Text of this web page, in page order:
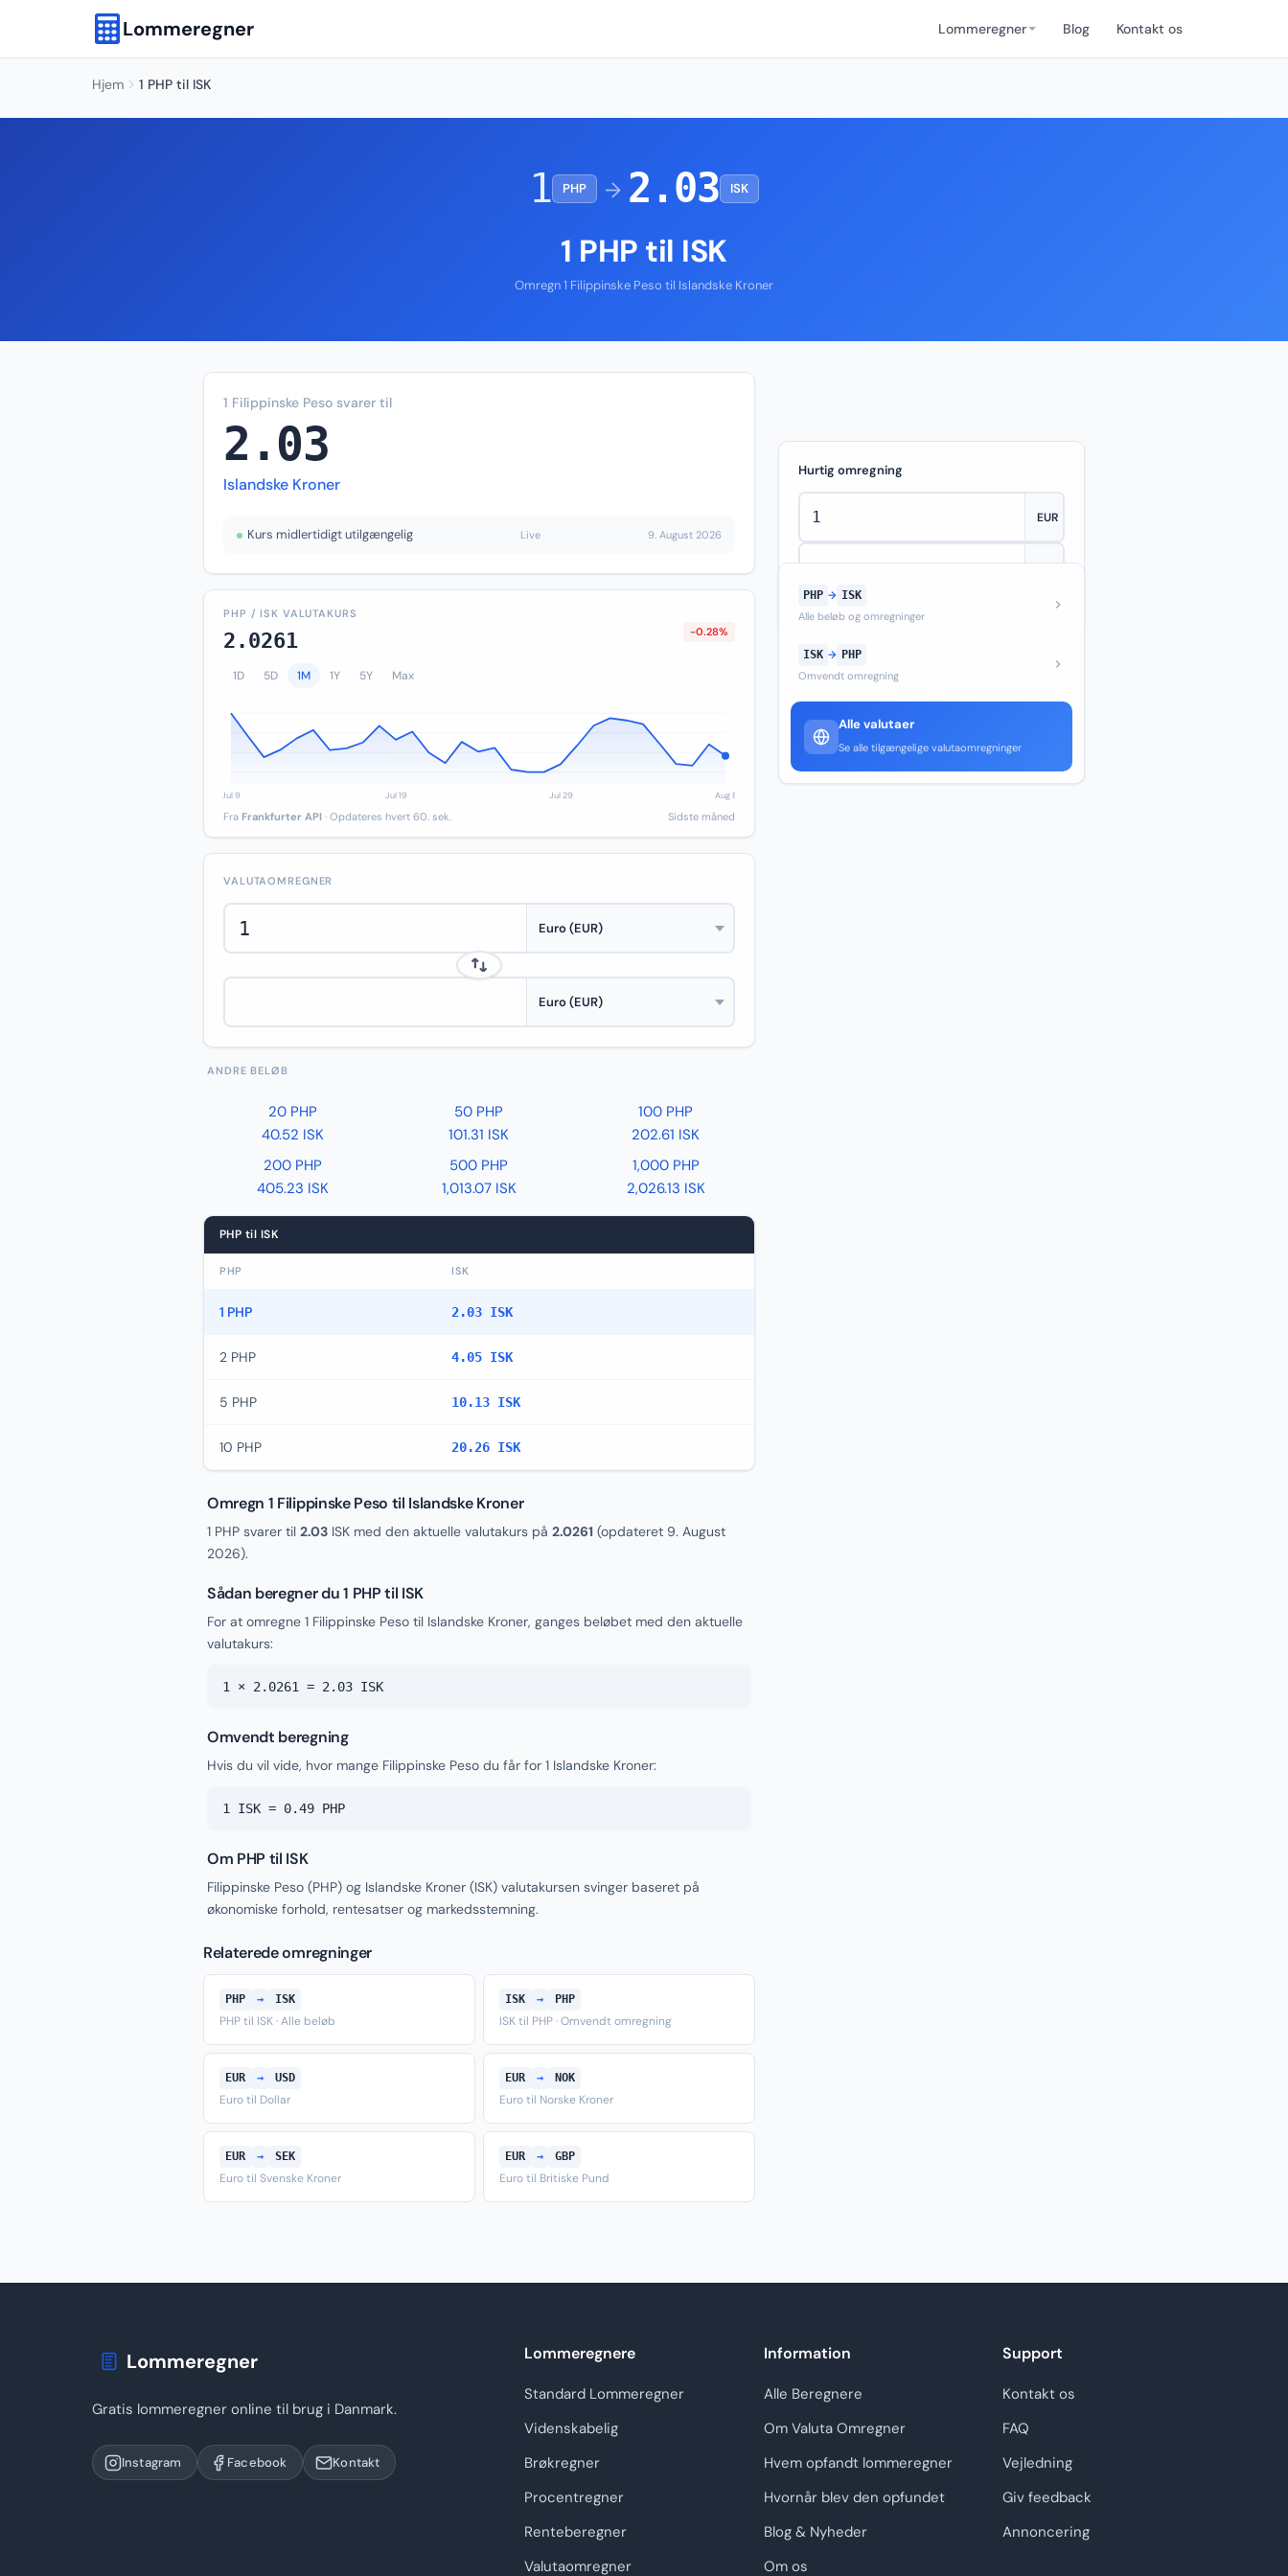
Lommeregner Lommeregner Blog Kontakt os
Hjem 1 PHP til ISK
1 PHP → 2.03 ISK
1 PHP til ISK
Omregn 1 Filippinske Peso til Islandske Kroner
1 Filippinske Peso svarer til
2.03
Islandske Kroner
Kurs midlertidigt utilgængelig Live 9. August 2026
PHP / ISK VALUTAKURS
2.0261 -0.28%
1D 5D 1M 1Y 5Y Max
Fra Frankfurter API · Opdateres hvert 60. sek. Sidste måned
VALUTAOMREGNER
ANDRE BELØB
20 PHP
40.52 ISK
50 PHP
101.31 ISK
100 PHP
202.61 ISK
200 PHP
405.23 ISK
500 PHP
1,013.07 ISK
1,000 PHP
2,026.13 ISK
PHP til ISK
PHP ISK
1 PHP 2.03 ISK
2 PHP 4.05 ISK
5 PHP 10.13 ISK
10 PHP 20.26 ISK
Omregn 1 Filippinske Peso til Islandske Kroner
1 PHP svarer til 2.03 ISK med den aktuelle valutakurs på 2.0261 (opdateret 9. August
2026).
Sådan beregner du 1 PHP til ISK
For at omregne 1 Filippinske Peso til Islandske Kroner, ganges beløbet med den aktuelle
valutakurs:
1 × 2.0261 = 2.03 ISK
Omvendt beregning
Hvis du vil vide, hvor mange Filippinske Peso du får for 1 Islandske Kroner:
1 ISK = 0.49 PHP
Om PHP til ISK
Filippinske Peso (PHP) og Islandske Kroner (ISK) valutakursen svinger baseret på
økonomiske forhold, rentesatser og markedsstemning.
Relaterede omregninger
PHP → ISK
PHP til ISK · Alle beløb
ISK → PHP
ISK til PHP · Omvendt omregning
EUR → USD
Euro til Dollar
EUR → NOK
Euro til Norske Kroner
EUR → SEK
Euro til Svenske Kroner
EUR → GBP
Euro til Britiske Pund
Hurtig omregning
PHP → ISK
Alle beløb og omregninger
ISK → PHP
Omvendt omregning
Alle valutaer
Se alle tilgængelige valutaomregninger
Lommeregner
Gratis lommeregner online til brug i Danmark.
Instagram Facebook Kontakt
Lommeregnere
Standard Lommeregner
Videnskabelig
Brøkregner
Procentregner
Renteberegner
Valutaomregner
Information
Alle Beregnere
Om Valuta Omregner
Hvem opfandt lommeregner
Hvornår blev den opfundet
Blog & Nyheder
Om os
Support
Kontakt os
FAQ
Vejledning
Giv feedback
Annoncering